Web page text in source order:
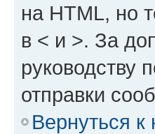
на HTML, но
в < и >. За
руководству
отправки
Вернуться к